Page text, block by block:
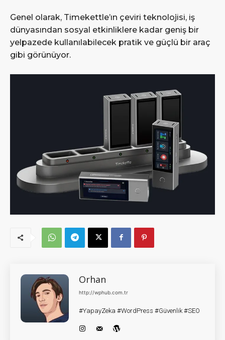
Genel olarak, Timekettle’ın çeviri teknolojisi, iş
dünyasından sosyal etkinliklere kadar geniş bir
yelpazede kullanılabilecek pratik ve güçlü bir araç
gibi görünüyor.
Orhan
http://wphub.com.tr
#YapayZeka #WordPress #Güvenlik #SEO